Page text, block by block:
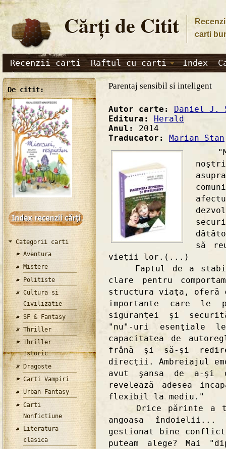
Cărţi de Citit
carti
Recenzii carti Raftul cu carti Index
De citit:
Categorii carti
Aventura
Mistere
Politiste
Cultura si
Civilizatie
SF & Fantasy
Thriller
Thriller
Istoric
Dragoste
Carti Vampiri
Urban Fantasy
Carti
Nonfictiune
Literatura
clasica
Parentaj sensibil si inteligent
Autor carte: Daniel J.
Editura: Herald
Anul: 2014
Traducator: Marian Stan
să
vieţii lor.(...)
Faptul de a
clare pentru
structura viaţa, oferă
importante care le
siguranţei şi
"nu"-uri esenţiale
capacitatea de
frână şi să-şi
direcţii. Ambreiajul
avut şansa de a-şi
revelează adesea
flexibil la mediu."
Orice părinte a
angoasa îndoielii...
gestionat bine
puteam alege? Mai